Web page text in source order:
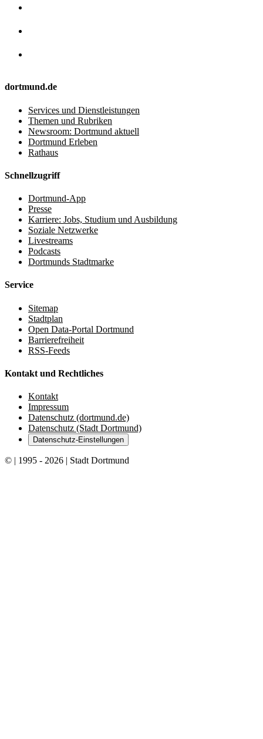
dortmund.de
Services und Dienstleistungen
Themen und Rubriken
Newsroom: Dortmund aktuell
Dortmund Erleben
Rathaus
Schnellzugriff
Dortmund-App
Presse
Karriere: Jobs, Studium und Ausbildung
Soziale Netzwerke
Livestreams
Podcasts
Dortmunds Stadtmarke
Service
Sitemap
Stadtplan
Open Data-Portal Dortmund
Barrierefreiheit
RSS-Feeds
Kontakt und Rechtliches
Kontakt
Impressum
Datenschutz (dortmund.de)
Datenschutz (Stadt Dortmund)
Datenschutz-Einstellungen
© | 1995 - 2026 | Stadt Dortmund